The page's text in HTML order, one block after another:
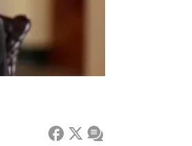
FACEBOOK
X ZPRÁVA